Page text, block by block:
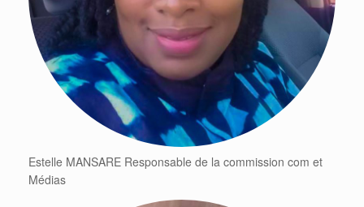
Estelle MANSARE Responsable de la commission com et
Médias